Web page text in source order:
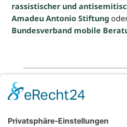
rassistischer und
Amadeu Antonio Stiftung
Bundesverband mobile